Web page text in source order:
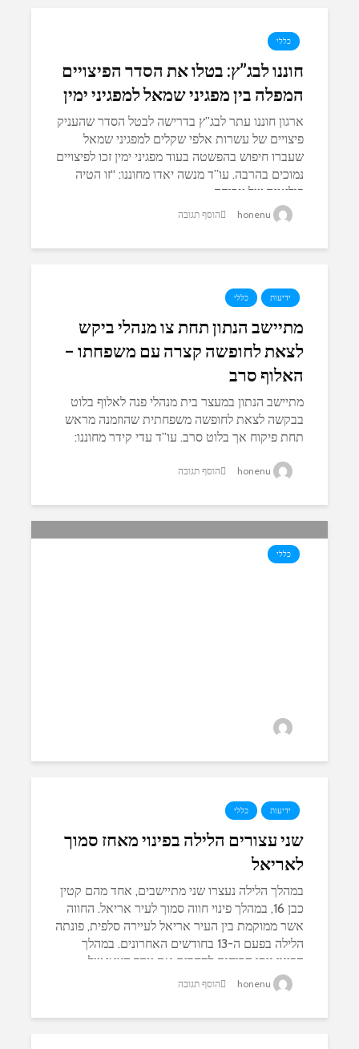
כללי
חוננו לבג”ץ: בטלו את הסדר הפיצויים
המפלה בין מפגיני שמאל למפגיני ימין
ארגון חוננו עתר לבג”ץ בדרישה לבטל הסדר שהעניק
פיצויים של עשרות אלפי שקלים למפגיני שמאל
שעברו חיפוש בהפשטה בעוד מפגיני ימין זכו לפיצויים
נמוכים בהרבה. עו”ד מנשה יאדו מחוננו: “זו הטיה
פוליטית של עבודת...
הוסף תגובה
ידיעות כללי
מתיישב הנתון תחת צו מנהלי ביקש
לצאת לחופשה קצרה עם משפחתו –
האלוף סרב
מתיישב הנתון במעצר בית מנהלי פנה לאלוף בלוט
בבקשה לצאת לחופשה משפחתית שהוזמנה מראש
תחת פיקוח אך בלוט סרב. עו”ד עדי קידר מחוננו:
הערבי ולא ברדיפה אחרי אחיהם...
הוסף תגובה
כללי
ידיעות כללי
שני עצורים הלילה בפינוי מאחז סמוך
לאריאל
במהלך הלילה נעצרו שני מתיישבים, אחד מהם קטין
כבן 16, במהלך פינוי חווה סמוך לעיר אריאל. החווה
אשר ממוקמת בין העיר אריאל לעיירה סלפית, פונתה
הלילה בפעם ה-13 בחודשים האחרונים. במהלך
הפינוי ניסו הכוחות להחרים את עדר הצאן של...
הוסף תגובה